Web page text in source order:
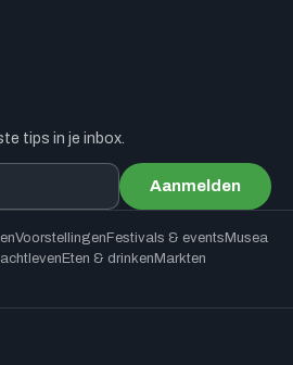
tips in je inbox.
Aanmelden
Voorstellingen Festivals & events Musea
Eten & drinken Markten